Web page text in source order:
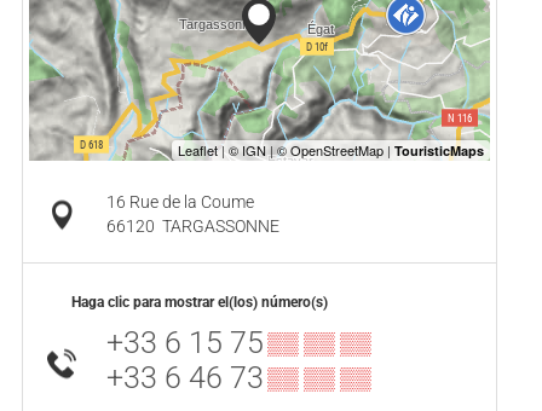
16 Rue de la Coume
66120 TARGASSONNE
Haga clic para mostrar el(los) número(s)
+33 6 15 75▒▒ ▒▒ ▒▒
+33 6 46 73▒▒ ▒▒ ▒▒